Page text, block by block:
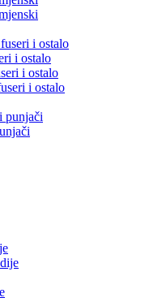
i ostalo
i ostalo
i ostalo
i ostalo
punjači